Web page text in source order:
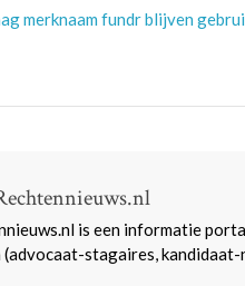
merknaam fundr blijven
is een informatie
(advocaat-stagaires,